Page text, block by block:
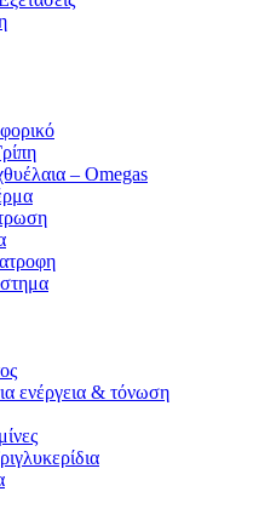
– Omegas
ενέργεια & τόνωση